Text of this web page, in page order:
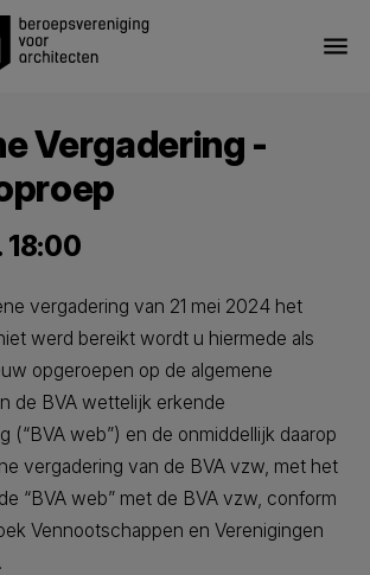
menu
Vergadering -
18:00
vergadering van 21 mei 2024 het
werd bereikt wordt u hiermede als
opgeroepen op de algemene
de BVA wettelijk erkende
(“BVA web”) en de onmiddellijk daarop
vergadering van de BVA vzw, met het
“BVA web” met de BVA vzw, conform
Vennootschappen en Verenigingen